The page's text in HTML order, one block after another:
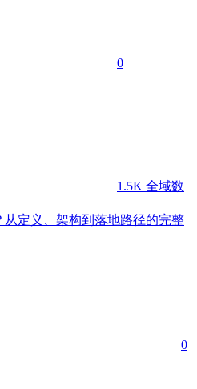
0
1.5K 全域数
定义、架构到落地路径的完整
0